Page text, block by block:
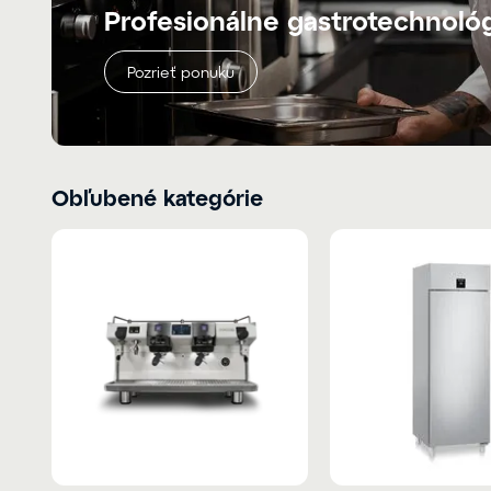
Profesionálne
Pozrieť ponuku
Obľubené kategórie